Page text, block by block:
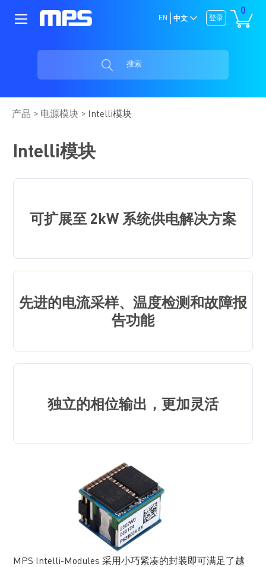
0
登录
EN 中文
搜索
产品 电源模块 Intelli模块
Intelli模块
可扩展至 2kW 系统供电解决方案
先进的电流采样、温度检测和故障报
告功能
独立的相位输出，更加灵活
MPS Intelli-Modules 采用小巧紧凑的封装即可满足了越